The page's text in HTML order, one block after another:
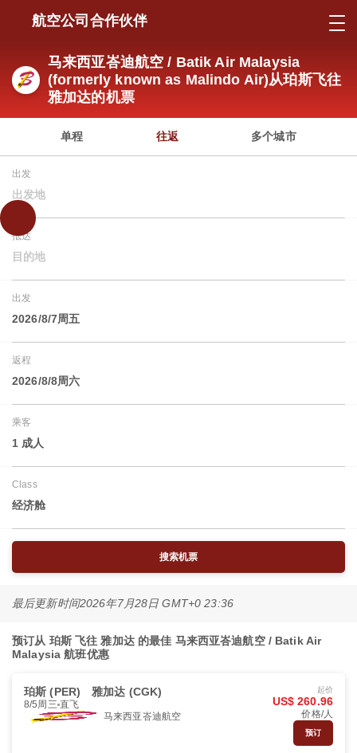
航空公司合作伙伴
马来西亚峇迪航空 / Batik Air Malaysia
(formerly known as Malindo Air)从珀斯飞往
雅加达的机票
单程 往返 多个城市
出发
出发地
抵达
目的地
出发
2026/8/7周五
返程
2026/8/8周六
乘客
1 成人
Class
经济舱
搜索机票
最后更新时间2026年7月28日 GMT+0 23:36
预订从 珀斯 飞往 雅加达 的最佳 马来西亚峇迪航空 / Batik Air
Malaysia 航班优惠
珀斯 (PER) 雅加达 (CGK)
8/5周三 直飞
马来西亚峇迪航空
起价
US$ 260.96
价格/人
预订